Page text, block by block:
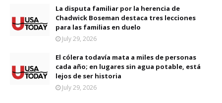
La disputa familiar por la herencia de
Chadwick Boseman destaca tres lecciones
para las familias en duelo
July 29, 2026
El cólera todavía mata a miles de personas
cada año; en lugares sin agua potable, está
lejos de ser historia
July 29, 2026